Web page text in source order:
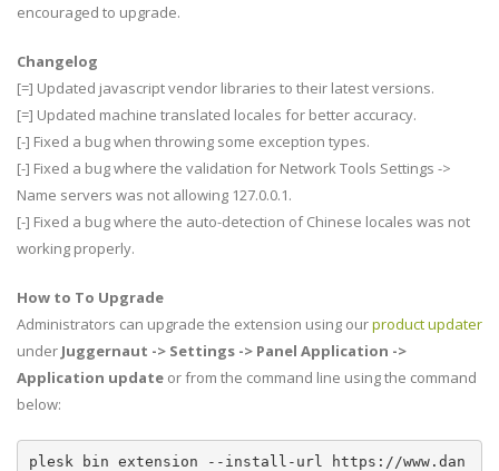
encouraged to upgrade.
Changelog
[=] Updated javascript vendor libraries to their latest versions.
[=] Updated machine translated locales for better accuracy.
[-] Fixed a bug when throwing some exception types.
[-] Fixed a bug where the validation for Network Tools Settings ->
Name servers was not allowing 127.0.0.1.
[-] Fixed a bug where the auto-detection of Chinese locales was not
working properly.
How to To Upgrade
Administrators can upgrade the extension using ourproduct updater
under Juggernaut -> Settings -> Panel Application ->
Application update or from the command line using the command
below:
plesk bin extension --install-url https://www.dan